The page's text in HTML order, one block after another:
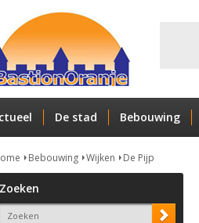
De stad Bebouwing
Bebouwing Wijken De Pijp
Zoeken